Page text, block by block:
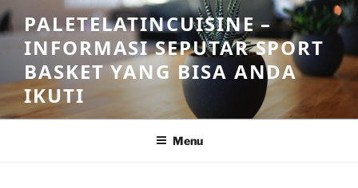
Skip
to
content
PALETELATINCUISINE –
INFORMASI SEPUTAR SPORT
BASKET YANG BISA ANDA
IKUTI
Menu